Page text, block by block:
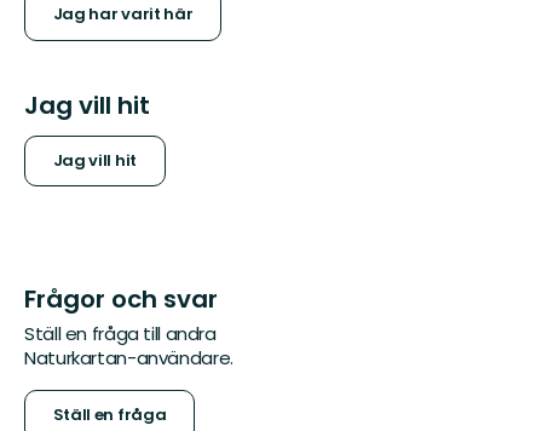
Jag har varit här
Jag vill hit
Jag vill hit
Frågor och svar
Ställ en fråga till andra
Naturkartan-användare.
Ställ en fråga